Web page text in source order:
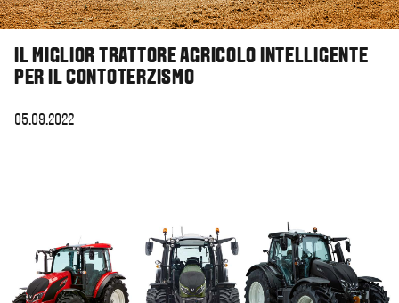
IL MIGLIOR TRATTORE AGRICOLO INTELLIGENTE
PER IL CONTOTERZISMO
05.09.2022